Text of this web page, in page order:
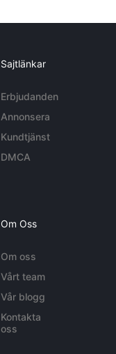
Sajtlänkar
Erbjudanden
Annonsera
Kundtjänst
DMCA
Om Oss
Om oss
Vårt team
Vår blogg
Kontakta
oss